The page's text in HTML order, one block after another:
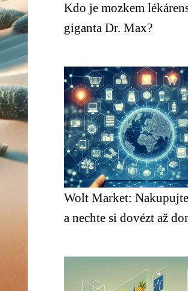
Kdo je mozkem
giganta Dr. Max?
Wolt Market:
a nechte si dovézt až